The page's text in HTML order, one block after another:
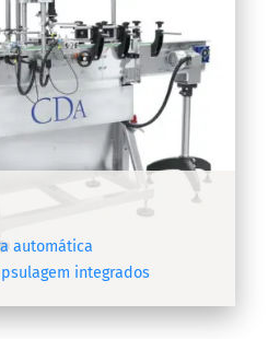
automática
integrados